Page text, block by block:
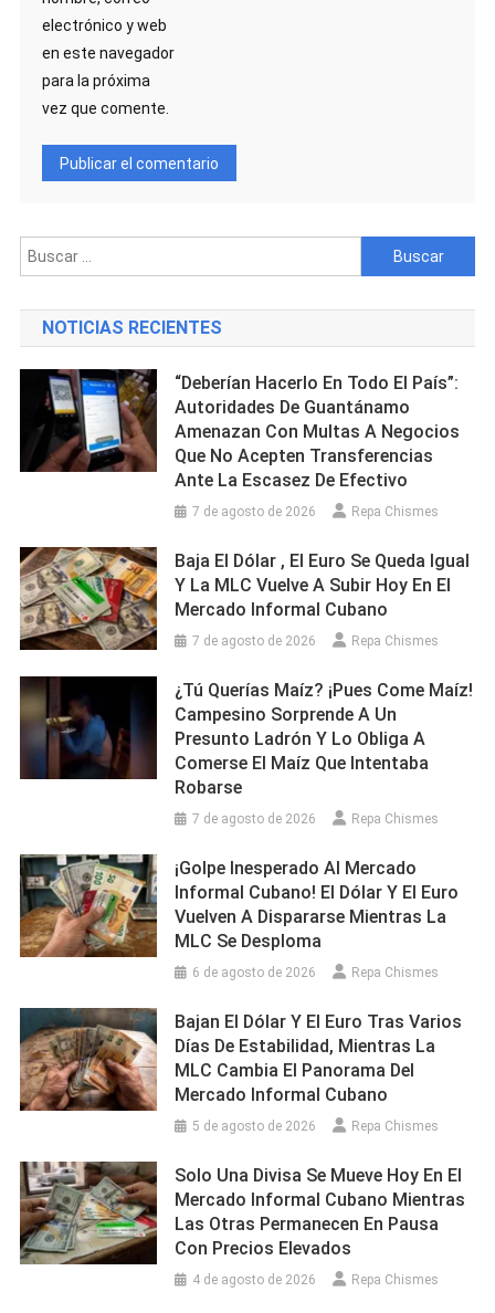
electrónico y web
en este navegador
para la próxima
vez que comente.
Buscar:
NOTICIAS RECIENTES
“Deberían Hacerlo En Todo El País”:
Autoridades De Guantánamo
Amenazan Con Multas A Negocios
Que No Acepten Transferencias
Ante La Escasez De Efectivo
7 de agosto de 2026 Repa Chismes
Baja El Dólar , El Euro Se Queda Igual
Y La MLC Vuelve A Subir Hoy En El
Mercado Informal Cubano
7 de agosto de 2026 Repa Chismes
¿Tú Querías Maíz? ¡Pues Come Maíz!
Campesino Sorprende A Un
Presunto Ladrón Y Lo Obliga A
Comerse El Maíz Que Intentaba
Robarse
7 de agosto de 2026 Repa Chismes
¡Golpe Inesperado Al Mercado
Informal Cubano! El Dólar Y El Euro
Vuelven A Dispararse Mientras La
MLC Se Desploma
6 de agosto de 2026 Repa Chismes
Bajan El Dólar Y El Euro Tras Varios
Días De Estabilidad, Mientras La
MLC Cambia El Panorama Del
Mercado Informal Cubano
5 de agosto de 2026 Repa Chismes
Solo Una Divisa Se Mueve Hoy En El
Mercado Informal Cubano Mientras
Las Otras Permanecen En Pausa
Con Precios Elevados
4 de agosto de 2026 Repa Chismes